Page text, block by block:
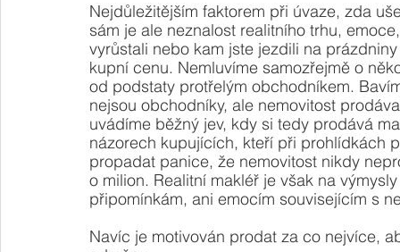
Nejdůležitějším faktorem při úvaze, zda
sám je ale neznalost realitního trhu,
vyrůstali nebo kam jste jezdili na
kupní cenu. Nemluvíme samozřejmě o
od podstaty protřelým obchodníkem.
nejsou obchodníky, ale nemovitost
uvádíme běžný jev, kdy si tedy prodává
názorech kupujících, kteří při prohlídkách
propadat panice, že nemovitost nikdy
o milion. Realitní makléř je však na
připomínkám, ani emocím souvisejícím s
Navíc je motivován prodat za co nejvíce,